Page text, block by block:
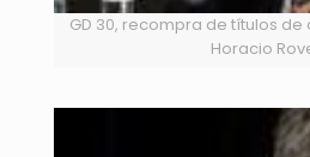
GD 30, recompra de títulos
Horacio